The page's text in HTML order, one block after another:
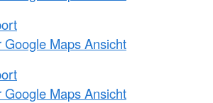
Google Maps Ansicht
Google Maps Ansicht